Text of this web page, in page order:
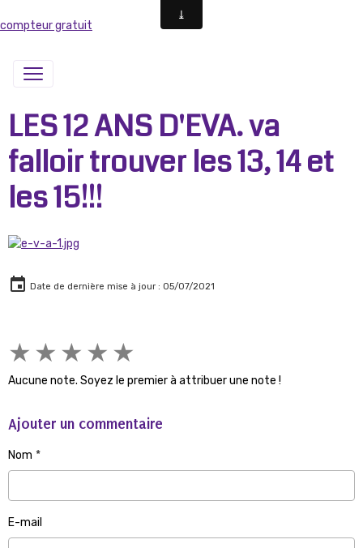
compteur gratuit
LES 12 ANS D'EVA. va
falloir trouver les 13, 14 et
les 15!!!
Date de dernière mise à jour : 05/07/2021
★ ★ ★ ★ ★
Aucune note. Soyez le premier à attribuer une note !
Ajouter un commentaire
Nom
E-mail